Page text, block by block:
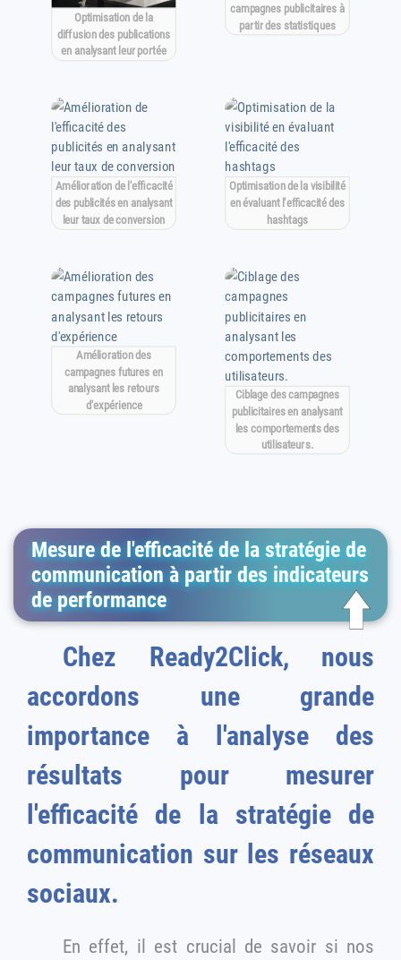
Optimisation de la
diffusion des publications
en analysant leur portée
campagnes publicitaires à
partir des statistiques
Amélioration de l'efficacité
des publicités en analysant
leur taux de conversion
Optimisation de la visibilité
en évaluant l'efficacité des
hashtags
Amélioration des
campagnes futures en
analysant les retours
d'expérience
Ciblage des campagnes
publicitaires en analysant
les comportements des
utilisateurs.
Mesure de l'efficacité de la stratégie de
communication à partir des indicateurs
de performance
Chez Ready2Click, nous
accordons une grande
importance à l'analyse des
résultats pour mesurer
l'efficacité de la stratégie de
communication sur les réseaux
sociaux.
En effet, il est crucial de savoir si nos